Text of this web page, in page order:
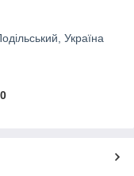
Україна